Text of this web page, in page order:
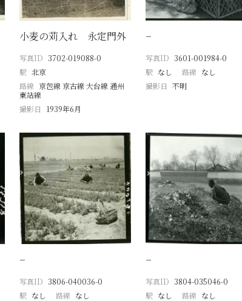
小麦の苅入れ 永定門外
写真ID 3702-019088-0
駅 北京
路線 京包線 京古線 大台線 通州
東站線
撮影日
1939年6月
−
写真ID 3601-001984-0
駅 なし 路線 なし
撮影日 不明
−
写真ID 3806-040036-0
駅 なし 路線 なし
−
写真ID 3804-035046-0
駅 なし 路線 なし